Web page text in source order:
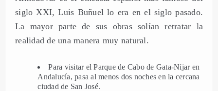
siglo XXI, Luis Buñuel lo era en el siglo pasado.
La mayor parte de sus obras solían retratar la
realidad de una manera muy natural.
Para visitar el Parque de Cabo de Gata-Níjar en
Andalucía, pasa al menos dos noches en la cercana
ciudad de San José.